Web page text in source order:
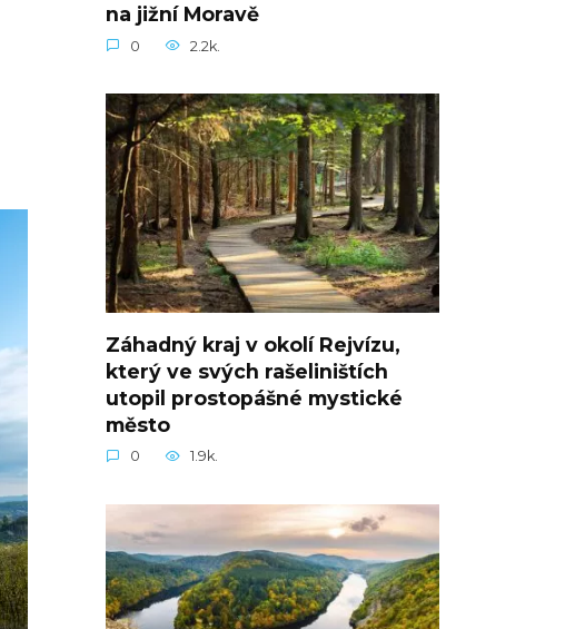
na jižní Moravě
0 2.2k.
Záhadný kraj v okolí Rejvízu,
který ve svých rašeliništích
utopil prostopášné mystické
město
0 1.9k.